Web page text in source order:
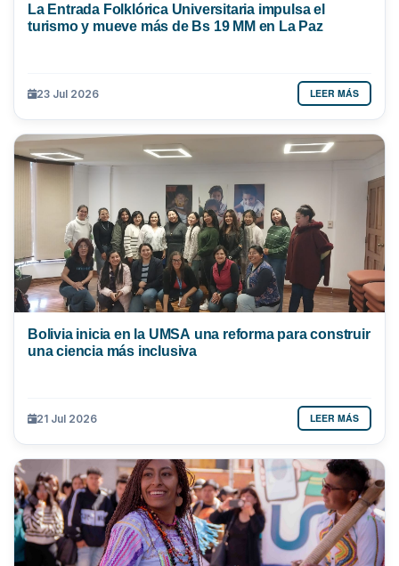
La Entrada Folklórica Universitaria impulsa el
turismo y mueve más de Bs 19 MM en La Paz
23 Jul 2026 LEER MÁS
Bolivia inicia en la UMSA una reforma para construir
una ciencia más inclusiva
21 Jul 2026 LEER MÁS